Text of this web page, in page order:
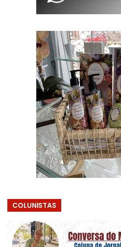
COLUNISTAS